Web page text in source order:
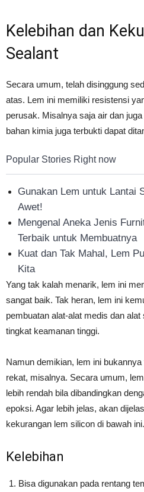
Kelebihan dan
Sealant
Secara umum, telah disinggung
atas. Lem ini memiliki resistensi
perusak. Misalnya saja air dan
bahan kimia juga terbukti dapat
Popular Stories Right now
Gunakan Lem untuk Lantai
Awet!
Mengenal Aneka Jenis
Terbaik untuk Membuatnya
Kuat dan Tak Mahal, Lem
Kita
Yang tak kalah menarik, lem ini
sangat baik. Tak heran, lem ini
pembuatan alat-alat medis dan
tingkat keamanan tinggi.
Namun demikian, lem ini
rekat, misalnya. Secara umum,
lebih rendah bila dibandingkan
epoksi. Agar lebih jelas, akan
kekurangan lem silicon di bawah ini.
Kelebihan
Bisa digunakan pada rentang